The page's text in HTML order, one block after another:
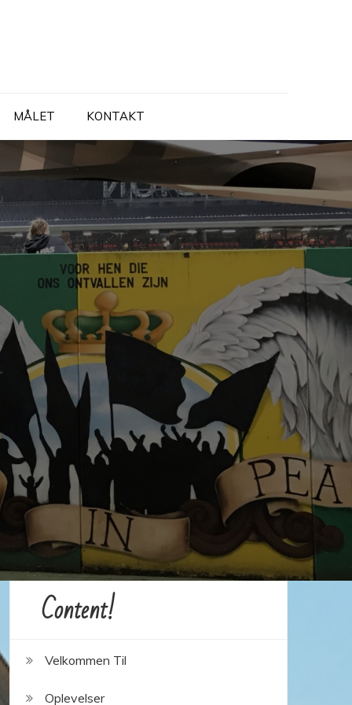
MÅLET KONTAKT
Content!
Velkommen Til
Oplevelser